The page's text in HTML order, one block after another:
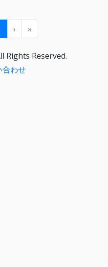
› »
Rights Reserved.
合わせ